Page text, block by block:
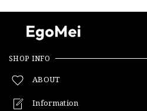
SHOP INFO
ABOUT
Information